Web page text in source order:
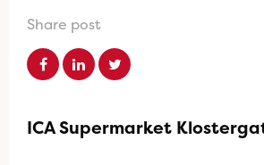
Share post
ICA Supermarket